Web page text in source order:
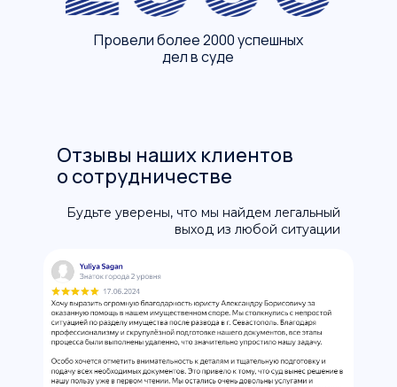
Провели более 2000 успешных
дел в суде
Отзывы наших клиентов
о сотрудничестве
Будьте уверены, что мы найдем легальный
выход из любой ситуации